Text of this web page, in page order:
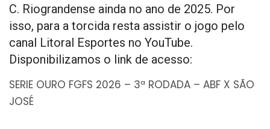
C. Riograndense ainda no ano de 2025. Por
isso, para a torcida resta assistir o jogo pelo
canal Litoral Esportes no YouTube.
Disponibilizamos o link de acesso:
SERIE OURO FGFS 2026 – 3ª RODADA – ABF X SÃO
JOSÉ